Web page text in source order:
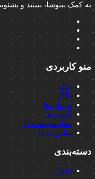
به کمک بینوشا، ببینید و
منو کاربردی
خانه
بلاگ
لپ‌تاپ‌ها
گوشی‌ها
مقایسه محصول
تماس با ما
دسته‌بندی
اخبار